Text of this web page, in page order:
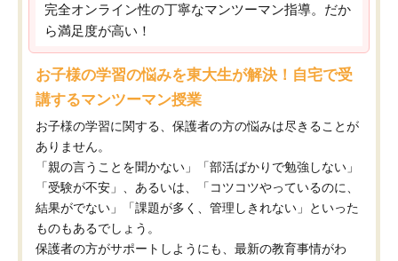
完全オンライン性の丁寧なマンツーマン指導。だか
ら満足度が高い！
お子様の学習の悩みを東大生が解決！自宅で受
講するマンツーマン授業
お子様の学習に関する、保護者の方の悩みは尽きることが
ありません。
「親の言うことを聞かない」「部活ばかりで勉強しない」
「受験が不安」、あるいは、「コツコツやっているのに、
結果がでない」「課題が多く、管理しきれない」といった
ものもあるでしょう。
保護者の方がサポートしようにも、最新の教育事情がわ